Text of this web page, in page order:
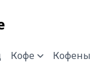
Кофе Кофены